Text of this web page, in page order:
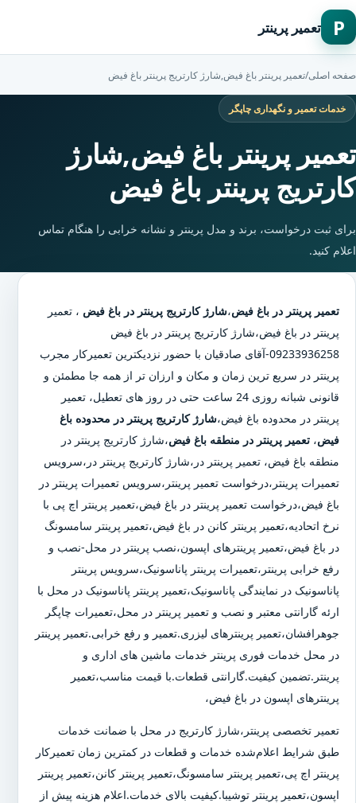
P تعمیر پرینتر
صفحه اصلی/تعمیر پرینتر باغ فیض,شارژ کارتریج پرینتر باغ فیض
خدمات تعمیر و نگهداری چاپگر
تعمیر پرینتر باغ فیض,شارژ
کارتریج پرینتر باغ فیض
برای ثبت درخواست، برند و مدل پرینتر و نشانه خرابی را هنگام تماس
اعلام کنید.
تعمیر پرینتر در باغ فیض،شارژ کارتریج پرینتر در باغ فیض ، تعمیر
پرینتر در باغ فیض،شارژ کارتریج پرینتر در باغ فیض
09233936258-آقای صادقیان با حضور نزدیکترین تعمیرکار مجرب
پرینتر در سریع ترین زمان و مکان و ارزان تر از همه جا مطمئن و
قانونی شبانه روزی 24 ساعت حتی در روز های تعطیل، تعمیر
پرینتر در محدوده باغ فیض،شارژ کارتریج پرینتر در محدوده باغ
فیض، تعمیر پرینتر در منطقه باغ فیض،شارژ کارتریج پرینتر در
منطقه باغ فیض، تعمیر پرینتر در،شارژ کارتریج پرینتر در،سرویس
تعمیرات پرینتر،درخواست تعمیر پرینتر،سرویس تعمیرات پرینتر در
باغ فیض،درخواست تعمیر پرینتر در باغ فیض،تعمیر پرینتر اچ پی با
نرخ اتحادیه،تعمیر پرینتر کانن در باغ فیض،تعمیر پرینتر سامسونگ
در باغ فیض،تعمیر پرینترهای اپسون،نصب پرینتر در محل-نصب و
رفع خرابی پرینتر،تعمیرات پرینتر پاناسونیک،سرویس پرینتر
پاناسونیک در نمایندگی پاناسونیک،تعمیر پرینتر پاناسونیک در محل با
ارئه گارانتی معتبر و نصب و تعمیر پرینتر در محل،تعمیرات چاپگر
جوهرافشان،تعمیر پرینترهای لیزری.تعمیر و رفع خرابی.تعمیر پرینتر
در محل خدمات فوری پرینتر خدمات ماشین های اداری و
پرینتر.تضمین کیفیت.گارانتی قطعات.با قیمت مناسب،تعمیر
پرینترهای اپسون در باغ فیض،
تعمیر تخصصی پرینتر،شارژ کارتریج در محل با ضمانت خدمات
طبق شرایط اعلام‌شده خدمات و قطعات در کمترین زمان تعمیرکار
پرینتر اچ پی،تعمیر پرینتر سامسونگ،تعمیر پرینتر کانن،تعمیر پرینتر
اپسون،تعمیر پرینتر توشیبا.کیفیت بالای خدمات.اعلام هزینه پیش از